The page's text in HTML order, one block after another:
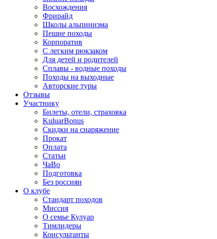
Восхождения
Фрирайд
Школы альпинизма
Пешие походы
Корпоратив
С легким рюкзаком
Для детей и родителей
Сплавы - водные походы
Походы на выходные
Авторские туры
Отзывы
Участнику
Билеты, отели, страховка
KuluarBonus
Скидки на снаряжение
Прокат
Оплата
Статьи
ЧаВо
Подготовка
Без россиян
О клубе
Стандарт походов
Миссия
О семье Кулуар
Тимлидеры
Консультанты